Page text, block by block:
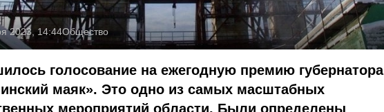
2023, 14:44Общество
голосование на ежегодную премию губернатора
маяк». Это одно из самых масштабных
мероприятий области. Были определены